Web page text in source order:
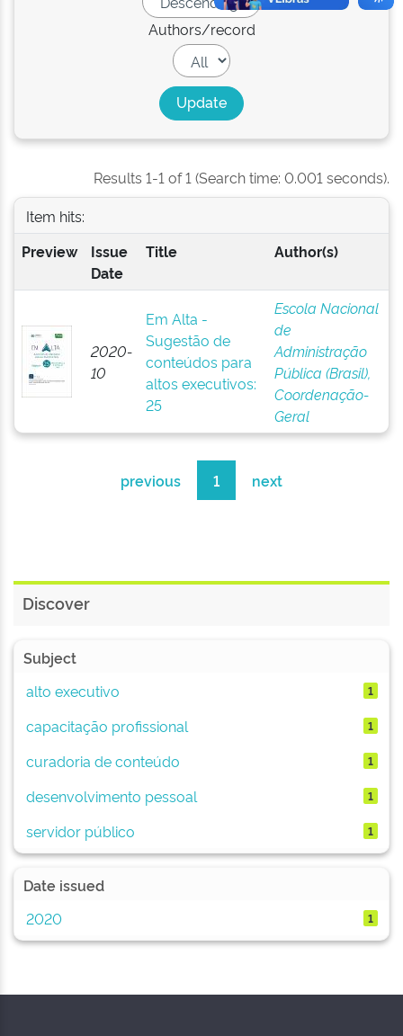
Authors/record
Results 1-1 of 1 (Search time: 0.001 seconds).
Item hits:
Preview
Issue
Date
Title Author(s)
2020-
10
Em Alta -
Sugestão de
conteúdos para
altos executivos:
25
Escola Nacional
de
Administração
Pública (Brasil),
Coordenação-
Geral
previous 1 next
Discover
Subject
alto executivo
1
capacitação profissional 1
curadoria de conteúdo 1
desenvolvimento pessoal 1
servidor público 1
Date issued
2020
1